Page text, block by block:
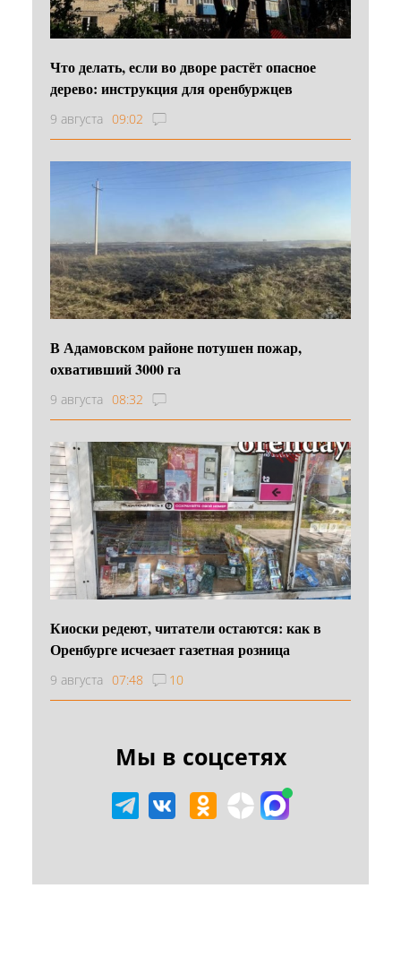
Что делать, если во дворе растёт опасное
дерево: инструкция для оренбуржцев
9 августа 09:02
В Адамовском районе потушен пожар,
охвативший 3000 га
9 августа 08:32
Киоски редеют, читатели остаются: как в
Оренбурге исчезает газетная розница
9 августа 07:48 10
Мы в соцсетях